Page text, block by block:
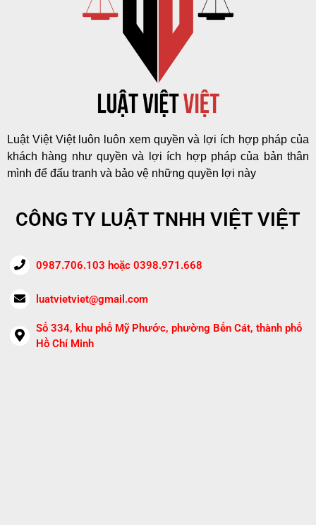
Luật Việt Việt luôn luôn xem quyền và lợi ích hợp pháp của
khách hàng như quyền và lợi ích hợp pháp của bản thân
mình để đấu tranh và bảo vệ những quyền lợi này
CÔNG TY LUẬT TNHH VIỆT VIỆT
0987.706.103 hoặc 0398.971.668
luatvietviet@gmail.com
Số 334, khu phố Mỹ Phước, phường Bến Cát, thành phố
Hồ Chí Minh